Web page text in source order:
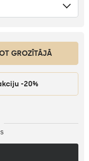
GROZĪTĀJĀ
Aktivizēt pašreizējo akciju -20%